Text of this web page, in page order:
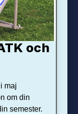
och
maj
om din
semester.